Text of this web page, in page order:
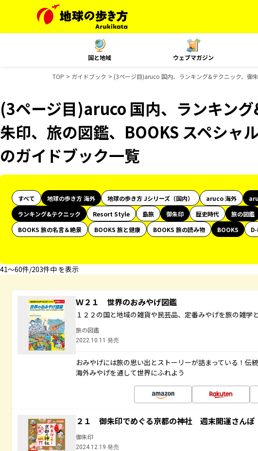
国と地域 ウェブマガジン
TOP ガイドブック (3ページ目)aruco 国内、ランキング&テクニック、御
(3ページ目)aruco 国内、ランキン
朱印、旅の図鑑、BOOKS スペシャ
のガイドブック一覧
すべて 地球の歩き方 海外 地球の歩き方 Jシリーズ（国内） aruco 海外
ランキング&テクニック
Resort Style 島旅 御朱印 歴史時代 旅の図鑑
BOOKS 旅の名言＆絶景
BOOKS 旅と健康 BOOKS 旅の読み物 BOOKS
41〜60件/203件中 を表示
Ｗ２１ 世界のおみやげ図鑑
１２２の国と地域の雑貨や民芸品、定番みやげを旅の雑学
旅の図鑑
2022.10.11 発売
おみやげには旅の思い出とストーリーが詰まっている！伝
海外みやげを通して世界にふれよう
２１ 御朱印でめぐる京都の神社 週末開運さん
御朱印
2024.12.19 発売